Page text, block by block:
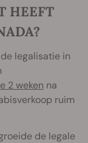
HEEFT
legalisatie in
2 weken na
ruim
de legale